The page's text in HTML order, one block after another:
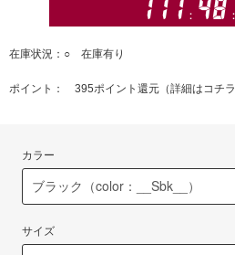
在庫状況：○ 在庫有り
ポイント： 395ポイント還元（詳細はコチラ
カラー
サイズ